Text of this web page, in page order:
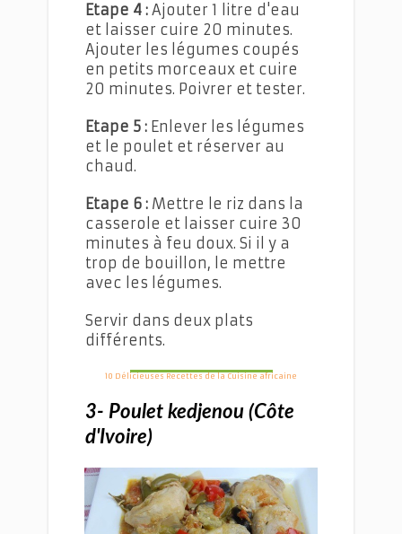
Etape 4 : Ajouter 1 litre d'eau
et laisser cuire 20 minutes.
Ajouter les légumes coupés
en petits morceaux et cuire
20 minutes. Poivrer et tester.
Etape 5 : Enlever les légumes
et le poulet et réserver au
chaud.
Etape 6 : Mettre le riz dans la
casserole et laisser cuire 30
minutes à feu doux. Si il y a
trop de bouillon, le mettre
avec les légumes.
Servir dans deux plats
différents.
10 Délicieuses Recettes de la Cuisine africaine
3- Poulet kedjenou (Côte
d'Ivoire)